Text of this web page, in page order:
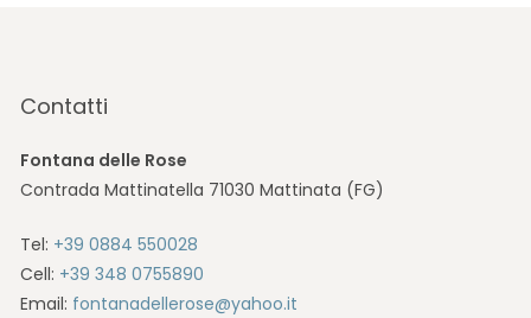
Contatti
Fontana delle Rose
Contrada Mattinatella 71030 Mattinata (FG)
Tel: +39 0884 550028
Cell: +39 348 0755890
Email: fontanadellerose@yahoo.it